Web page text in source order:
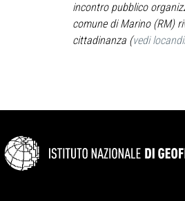
incontro pubblico
comune di Marino (RM)
cittadinanza (vedi